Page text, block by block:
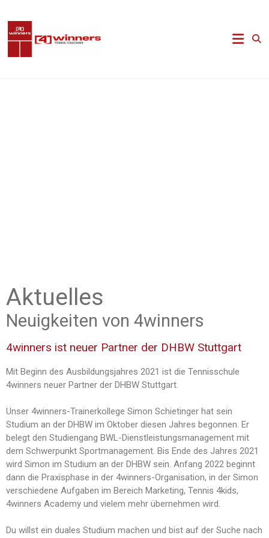
Aktuelles
Neuigkeiten von 4winners
4winners ist neuer Partner der DHBW Stuttgart
Mit Beginn des Ausbildungsjahres 2021 ist die Tennisschule
4winners neuer Partner der DHBW Stuttgart.
Unser 4winners-Trainerkollege Simon Schietinger hat sein
Studium an der DHBW im Oktober diesen Jahres begonnen. Er
belegt den Studiengang BWL-Dienstleistungsmanagement mit
dem Schwerpunkt Sportmanagement. Bis Ende des Jahres 2021
wird Simon im Studium an der DHBW sein. Anfang 2022 beginnt
dann die Praxisphase in der 4winners-Organisation, in der Simon
verschiedene Aufgaben im Bereich Marketing, Tennis 4kids,
4winners Academy und vielem mehr übernehmen wird.
Du willst ein duales Studium machen und bist auf der Suche nach